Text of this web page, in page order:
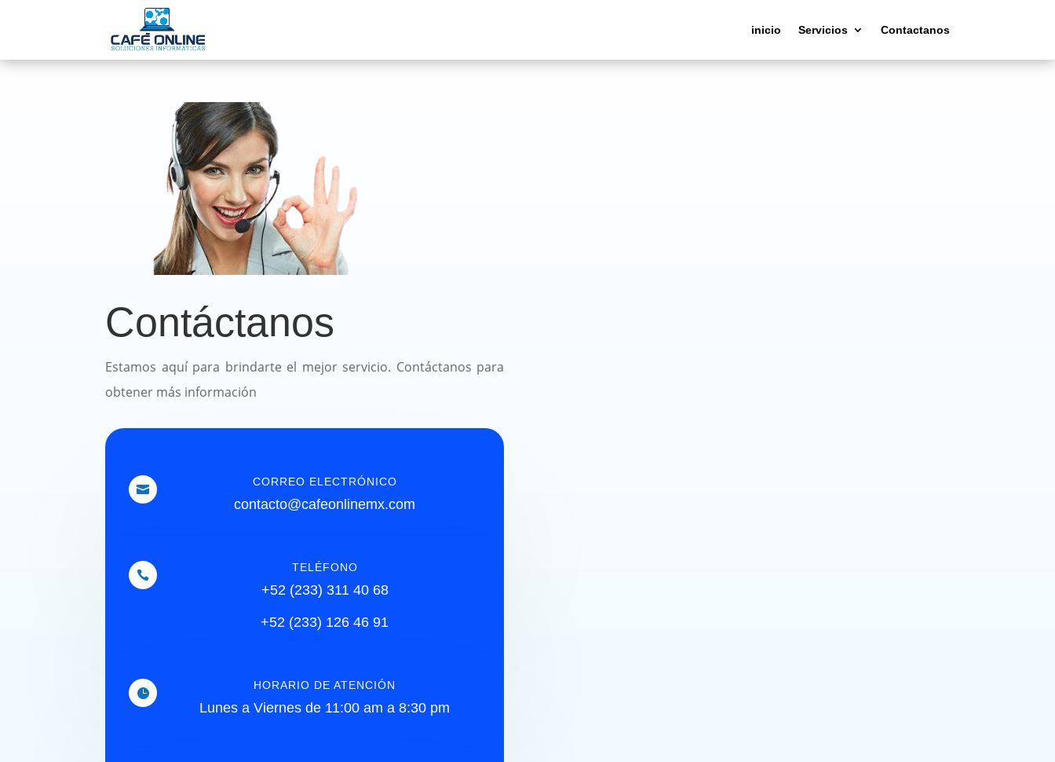
inicio Servicios Contactanos
Contáctanos
Estamos aquí para brindarte el mejor servicio. Contáctanos para
obtener más información

CORREO ELECTRÓNICO
contacto@cafeonlinemx.com

TELÉFONO
+52 (233) 311 40 68
+52 (233) 126 46 91

HORARIO DE ATENCIÓN
Lunes a Viernes de 11:00 am a 8:30 pm